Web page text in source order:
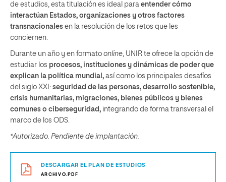
de estudios, esta titulación es ideal para entender cómo
interactúan Estados, organizaciones y otros factores
transnacionales en la resolución de los retos que les
conciernen.
Durante un año y en formato online, UNIR te ofrece la opción de
estudiar los procesos, instituciones y dinámicas de poder que
explican la política mundial, así como los principales desafíos
del siglo XXI: seguridad de las personas, desarrollo sostenible,
crisis humanitarias, migraciones, bienes públicos y bienes
comunes o ciberseguridad, integrando de forma transversal el
marco de los ODS.
*Autorizado. Pendiente de implantación.
DESCARGAR EL PLAN DE ESTUDIOS
ARCHIVO.PDF